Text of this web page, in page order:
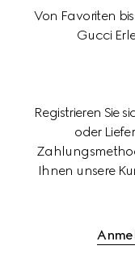
Von Favoriten
Gucci
Registrieren Sie
oder
Ihnen unsere